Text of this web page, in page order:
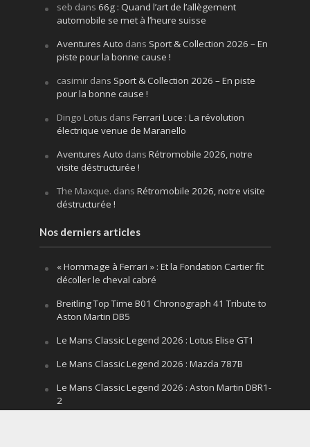
seb dans 66g : Quand l’art de l’allègement
automobile se met à l’heure suisse
Aventures Auto dans Sport & Collection 2026 – En
piste pour la bonne cause !
casimirdans Sport & Collection 2026 – En piste
pour la bonne cause !
Dingo Lotus dans Ferrari Luce : La révolution
électrique venue de Maranello
Aventures Auto dans Rétromobile 2026, notre
visite déstructurée !
The Maxque. dans Rétromobile 2026, notre visite
déstructurée !
Nos derniers articles
« Hommage à Ferrari » : Et la Fondation Cartier fit
décoller le cheval cabré
Breitling Top Time B01 Chronograph 41 Tribute to
Aston Martin DB5
Le Mans Classic Legend 2026 : Lotus Elise GT1
Le Mans Classic Legend 2026 : Mazda 787B
Le Mans Classic Legend 2026 : Aston Martin DBR1-
2